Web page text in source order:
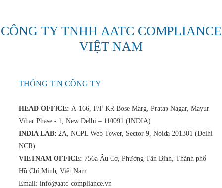
CÔNG TY TNHH AATC COMPLIANCE
VIỆT NAM
THÔNG TIN CÔNG TY
HEAD OFFICE: A-166, F/F KR Bose Marg, Pratap Nagar, Mayur
Vihar Phase - 1, New Delhi – 110091 (INDIA)
INDIA LAB: 2A, NCPL Web Tower, Sector 9, Noida 201301 (Delhi
NCR)
VIETNAM OFFICE: 756a Âu Cơ, Phường Tân Bình, Thành phố
Hồ Chí Minh, Việt Nam
Email: info@aatc-compliance.vn